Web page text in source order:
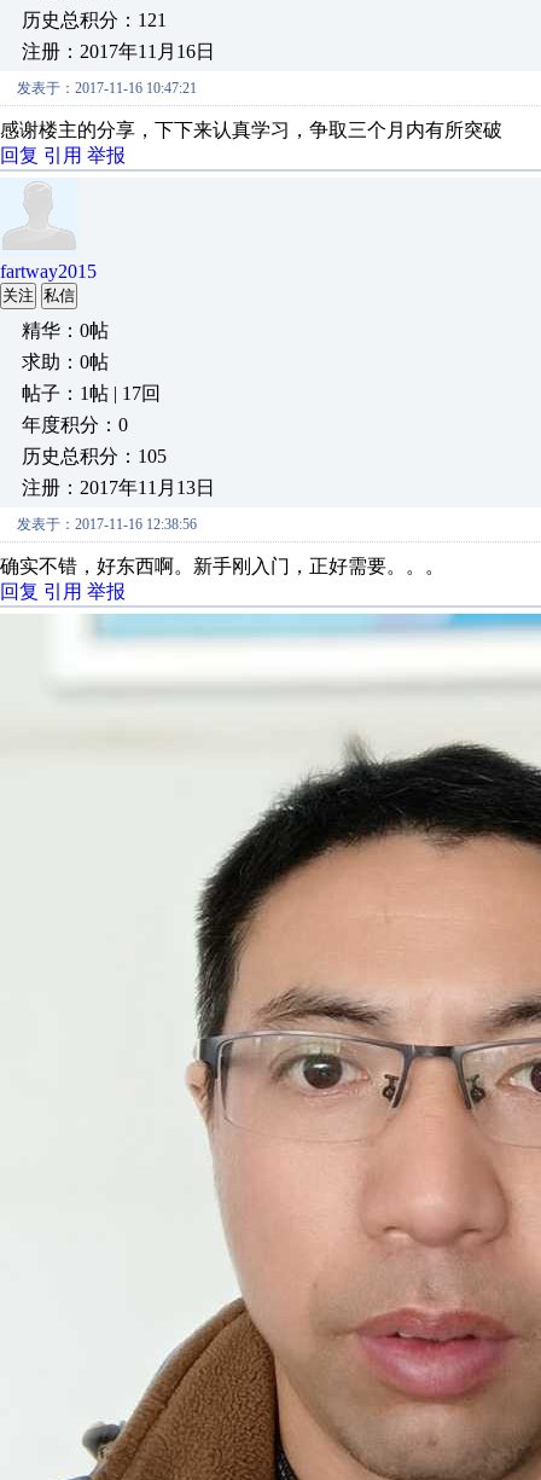
历史总积分：121
注册：2017年11月16日
发表于：2017-11-16 10:47:21
感谢楼主的分享，下下来认真学习，争取三个月内有所突破
回复 引用 举报
fartway2015
关注 私信
精华：0帖
求助：0帖
帖子：1帖 | 17回
年度积分：0
历史总积分：105
注册：2017年11月13日
发表于：2017-11-16 12:38:56
确实不错，好东西啊。新手刚入门，正好需要。。。
回复 引用 举报